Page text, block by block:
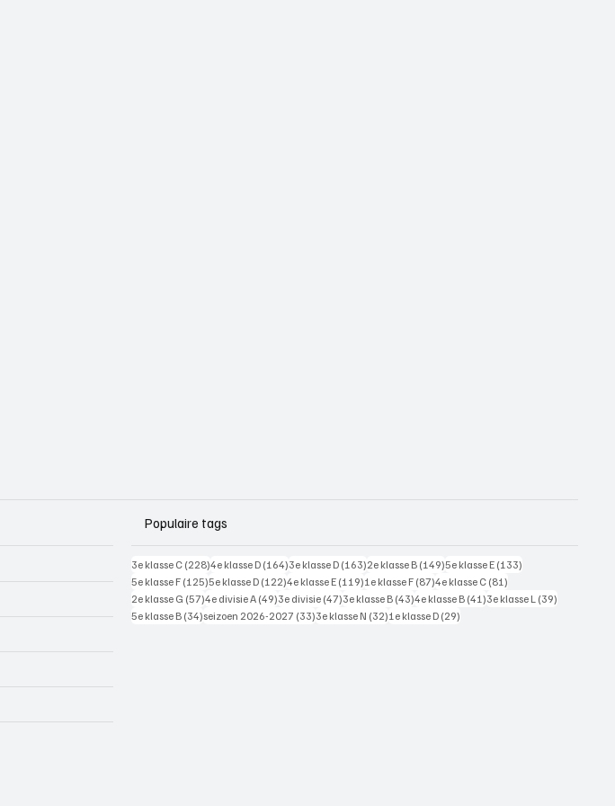
Populaire tags
3e klasse C (228)228 posts
4e klasse D (164)164 posts
3e klasse D (163)163 posts
2e klasse B (149)149 posts
5e klasse E (133)
5e klasse F (125)125 posts
5e klasse D (122)122 posts
4e klasse E (119)119 posts
1e klasse F (87)87 posts
4e klasse C (81)
2e klasse G (57)57 posts
4e divisie A (49)49 posts
3e divisie (47)47 posts
3e klasse B (43)43 posts
4e klasse B (41)41 posts
3e klasse L (39)
5e klasse B (34)34 posts
seizoen 2026-2027 (33)33 posts
3e klasse N (32)32 posts
1e klasse D (29)